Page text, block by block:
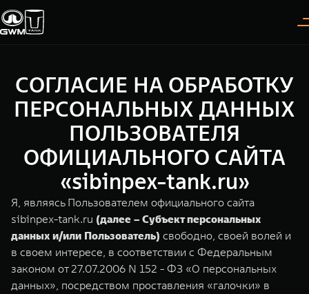
Модели
TANK 300
Следуй за открытиями
от 3 999 000 ₽
TANK 400
За пределы возможного
от 5 599 000 ₽
Покупателям
ВЫБОР АВТОМОБИЛЯ
Спецпредложения
Тест-драйв
Зарядные станции
ПОКУПКА АВТОМОБИЛЯ
Владельцам
ГАРАНТИЯ И ПОДДЕРЖКА
Гарантия
СЕРВИС
Калькулятор ТО
Нулевое ТО
О дилере
ИНФОРМАЦИЯ
О нас
GWM ТЕХ ДЕНЬ
Новости
СОГЛАСИЕ НА ОБРАБОТКУ
ПЕРСОНАЛЬНЫХ ДАННЫХ
ПОЛЬЗОВАТЕЛЯ
ОФИЦИАЛЬНОГО САЙТА
«sibinpex-tank.ru»
Я, являясь Пользователем официального сайта
sibinpex-tank.ru (далее – Субъект персональных
данных и/или Пользователь) свободно, своей волей и
в своем интересе, в соответствии с Федеральным
законом от 27.07.2006 N 152 - ФЗ «О персональных
данных», посредством проставления «галочки» в